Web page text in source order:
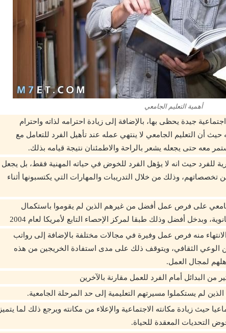
أهمية التعليم الجامعي
جيدة يحظى بها، بالإضافة إلى زيادة احترامه لذاته واحترام
حيث أن التعليم الجامعي لا ينتهي عمله عند تأهيل الفرد للتعامل مع
معه حتى يجعله يشعر بالراحة والاطمئنان نتيجة قيامه بذلك.
للفرد حيث انه لا يؤهل الفرد للخوض في حياته المهنية فقط، بل يجعل
تخصصاتهم، وذلك من خلال التدريبات والمهارات التي يكتسبونها أثناء
على فرص عمل أفضل من غيرهم الذين لم يقوموا باستكمال
وبدخل أفضل وذلك طبقا لمركز الإحصاء التابع لأمريكا لعام 2004
الانتهاء منه فرص عمل وفيرة في مجالات مختلفة بالإضافة إلى رواتب
الوعي الثقافي، ويتوقف ذلك على مدى استفادة الخريجين من هذه
لمجال العمل.
من البدائل أمام الفرد للعمل مقارنة بالآخرين
الذين لم يستكملوا مسيرتهم التعليمية إلى حد المرحلة الجامعية.
حيث زيادة مكانته الاجتماعية والإعلاء من مكانته ويرجع ذلك لما يتميز
التحديات المعقدة للحياة.